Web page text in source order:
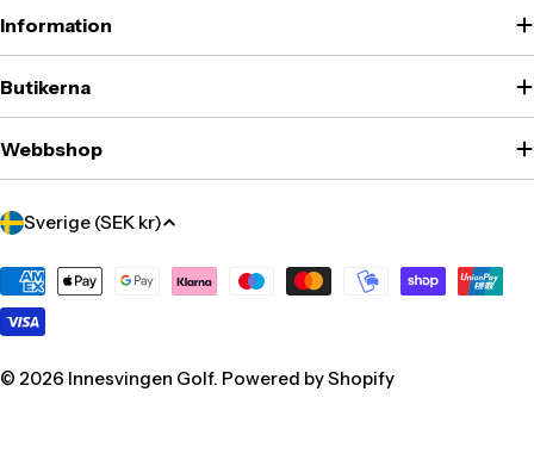
Information
Butikerna
Webbshop
Translation
sv.localization.country_label
Sverige (SEK kr)
Translation
missing:
sv.general.payment.methods
© 2026 Innesvingen Golf. Powered by Shopify